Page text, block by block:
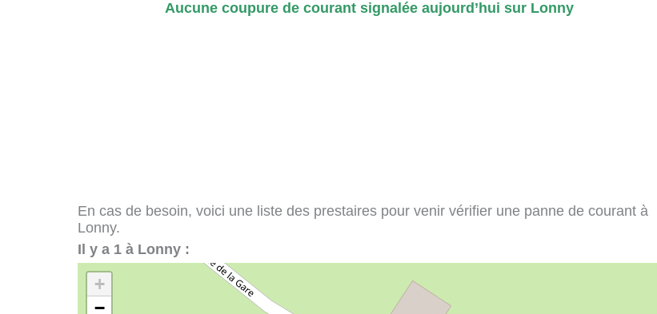
Aucune coupure de courant signalée aujourd’hui sur Lonny
En cas de besoin, voici une liste des prestaires pour venir vérifier une panne de courant à
Lonny.
Il y a 1 à Lonny :
+
−